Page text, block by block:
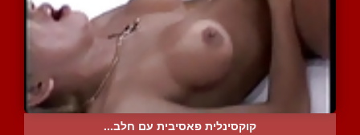
קוקסינלית פאסיבית עם חלב...